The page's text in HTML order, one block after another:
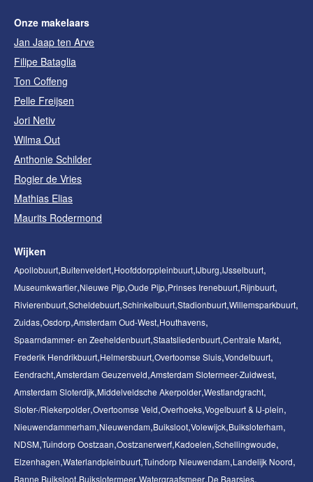
Onze makelaars
Jan Jaap ten Arve
Filipe Bataglia
Ton Coffeng
Pelle Freijsen
Jori Netiv
Wilma Out
Anthonie Schilder
Rogier de Vries
Mathias Elias
Maurits Rodermond
Wijken
Apollobuurt Buitenveldert Hoofddorppleinbuurt IJburg IJsselbuurt
Museumkwartier Nieuwe Pijp Oude Pijp Prinses Irenebuurt Rijnbuurt
Rivierenbuurt Scheldebuurt Schinkelbuurt Stadionbuurt Willemsparkbuurt
Zuidas Osdorp Amsterdam Oud-West Houthavens
Spaarndammer- en Zeeheldenbuurt Staatsliedenbuurt Centrale Markt
Frederik Hendrikbuurt Helmersbuurt Overtoomse Sluis Vondelbuurt
Eendracht Amsterdam Geuzenveld Amsterdam Slotermeer-Zuidwest
Amsterdam Sloterdijk Middelveldsche Akerpolder Westlandgracht
Sloter-/Riekerpolder Overtoomse Veld Overhoeks Vogelbuurt & IJ-plein
Nieuwendammerham Nieuwendam Buiksloot Volewijck Buiksloterham
NDSM Tuindorp Oostzaan Oostzanerwerf Kadoelen Schellingwoude
Elzenhagen Waterlandpleinbuurt Tuindorp Nieuwendam Landelijk Noord
Banne Buiksloot Buikslotermeer Watergraafsmeer De Baarsjes